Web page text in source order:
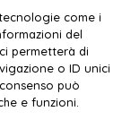
come i
del
permetterà di
o ID unici
può
e funzioni.